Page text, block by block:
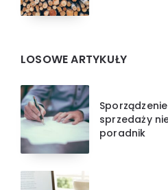
LOSOWE ARTYKUŁY
sprzedaży
poradnik